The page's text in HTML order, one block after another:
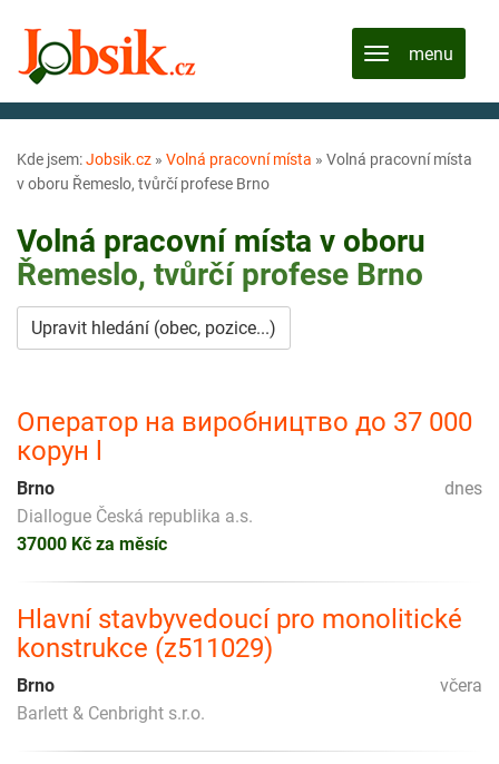
Kde jsem:Jobsik.cz » Volná pracovní místa » Volná pracovní místa
v oboru Řemeslo, tvůrčí profese Brno
Volná pracovní místa v oboru
Řemeslo, tvůrčí profese Brno
Upravit hledání (obec, pozice...)
Оператор на виробництво до 37 000
корун l
dnes
Brno
Diallogue Česká republika a.s.
37000 Kč za měsíc
Hlavní stavbyvedoucí pro monolitické
konstrukce (z511029)
včera
Brno
Barlett & Cenbright s.r.o.